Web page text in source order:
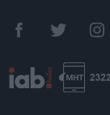
FacebookTwitter